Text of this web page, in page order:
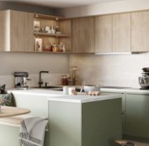
Èggo Arlon
Open
Parc Commercial
Èggo Ath
Chaussée de